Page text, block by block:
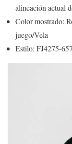
alineación actual
Color mostrado:
juego/Vela
Estilo: FJ4275-657